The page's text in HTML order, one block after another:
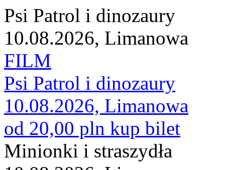
Psi Patrol i dinozaury
10.08.2026, Limanowa
FILM
Psi Patrol i dinozaury
10.08.2026, Limanowa
od 20,00 pln kup bilet
Minionki i straszydła